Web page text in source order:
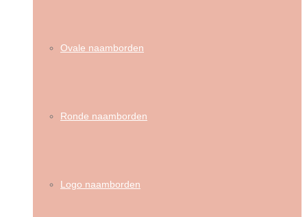
Ovale naamborden
Ronde naamborden
Logo naamborden